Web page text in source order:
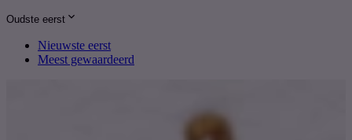
Oudste eerst
Nieuwste eerst
Meest gewaardeerd